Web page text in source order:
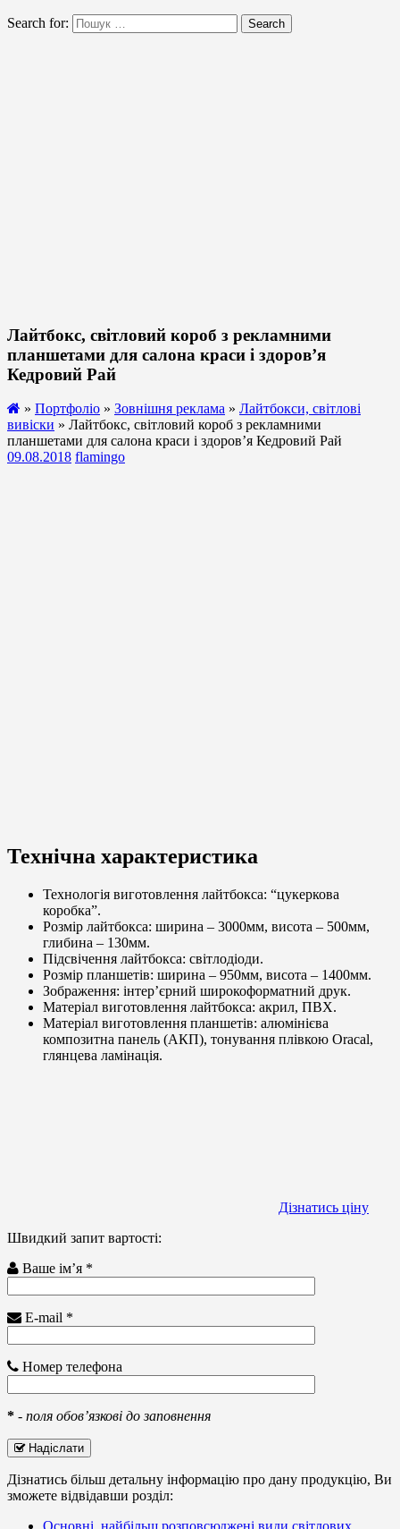
Search for: Search
Лайтбокс, світловий короб з рекламними
планшетами для салона краси і здоров’я
Кедровий Рай
» Портфоліо » Зовнішня реклама » Лайтбокси, світлові
вивіски » Лайтбокс, світловий короб з рекламними
планшетами для салона краси і здоров’я Кедровий Рай
09.08.2018 flamingo
Технічна характеристика
Технологія виготовлення лайтбокса: “цукеркова
коробка”.
Розмір лайтбокса: ширина – 3000мм, висота – 500мм,
глибина – 130мм.
Підсвічення лайтбокса: світлодіоди.
Розмір планшетів: ширина – 950мм, висота – 1400мм.
Зображення: інтер’єрний широкоформатний друк.
Матеріал виготовлення лайтбокса: акрил, ПВХ.
Матеріал виготовлення планшетів: алюмінієва
композитна панель (АКП), тонування плівкою Oracal,
глянцева ламінація.
Дізнатись ціну
Швидкий запит вартості:
Ваше ім’я *
E-mail *
Номер телефона
* - поля обов’язкові до заповнення
Надіслати
Дізнатись більш детальну інформацію про дану продукцію, Ви
зможете відвідавши розділ: